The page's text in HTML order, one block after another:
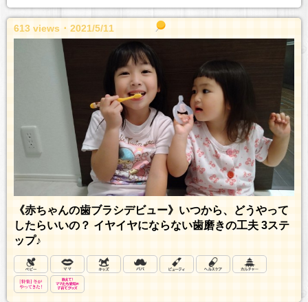
613 views ･ 2021/5/11
《赤ちゃんの歯ブラシデビュー》いつから、どうやって
したらいいの？ イヤイヤにならない歯磨きの工夫 3ステ
ップ♪